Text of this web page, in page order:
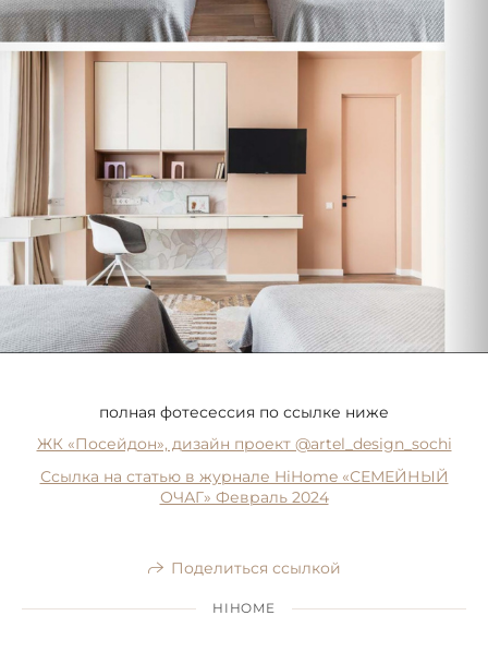
полная фотесессия по ссылке ниже
ЖК «Посейдон», дизайн проект @artel_design_sochi
Ссылка на статью в журнале HiHome «СЕМЕЙНЫЙ
ОЧАГ» Февраль 2024
Поделиться ссылкой
HIHOME